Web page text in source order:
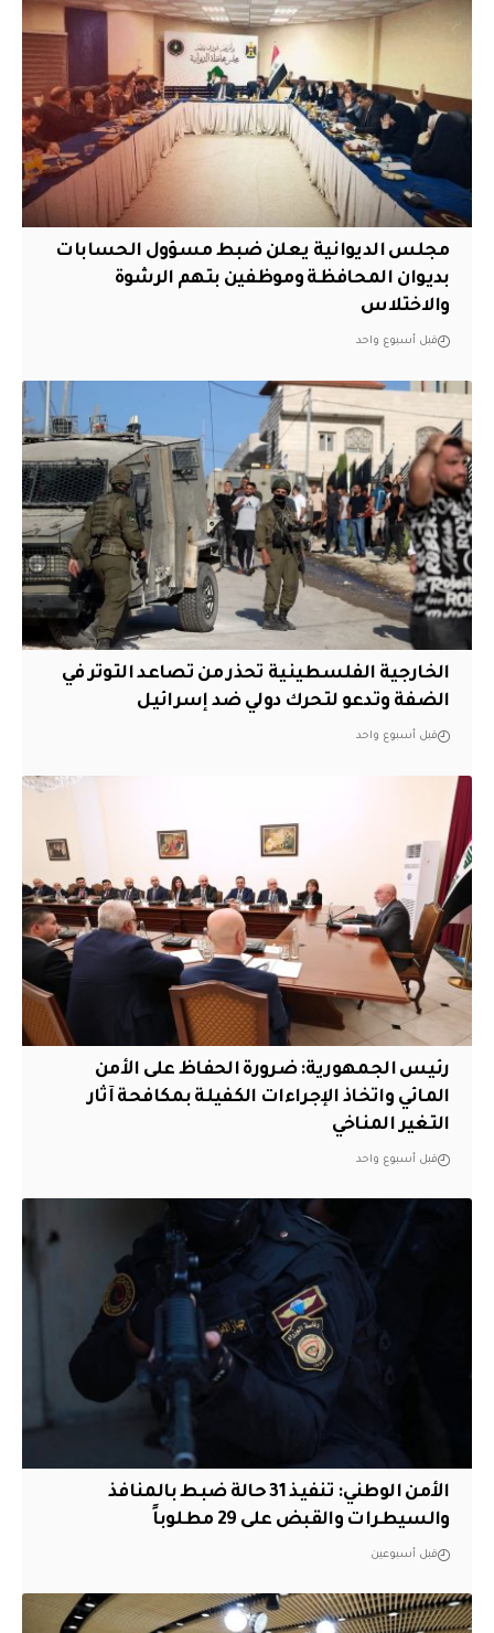
مجلس الديوانية يعلن ضبط مسؤول الحسابات
بديوان المحافظة وموظفين بتهم الرشوة
والاختلاس
قبل أسبوع واحد
الخارجية الفلسطينية تحذر من تصاعد التوتر في
الضفة وتدعو لتحرك دولي ضد إسرائيل
قبل أسبوع واحد
رئيس الجمهورية: ضرورة الحفاظ على الأمن
المائي واتخاذ الإجراءات الكفيلة بمكافحة آثار
التغير المناخي
قبل أسبوع واحد
الأمن الوطني: تنفيذ 31 حالة ضبط بالمنافذ
والسيطرات والقبض على 29 مطلوباً
قبل أسبوعين